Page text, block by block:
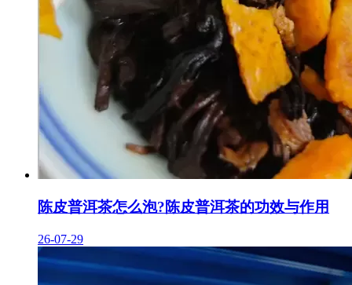
陈皮普洱茶怎么泡?陈皮普洱茶的功效与作用
26-07-29